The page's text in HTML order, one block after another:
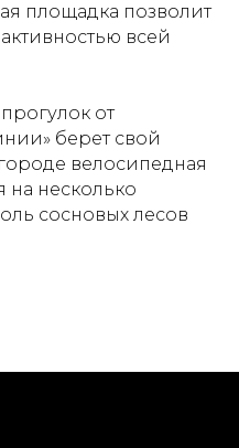
площадка позволит
всей
от
берет свой
велосипедная
на несколько
сосновых лесов